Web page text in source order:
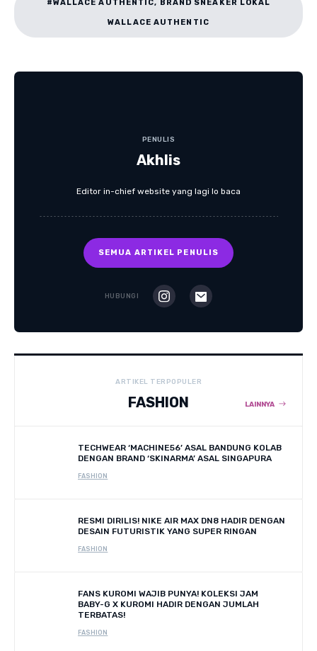
#WALLACE AUTHENTIC, BRAND SNEAKER LOKAL
WALLACE AUTHENTIC
PENULIS
Akhlis
Editor in-chief website yang lagi lo baca
SEMUA ARTIKEL PENULIS
HUBUNGI
ARTIKEL TERPOPULER
FASHION LAINNYA
TECHWEAR ‘MACHINE56’ ASAL BANDUNG KOLAB
DENGAN BRAND ‘SKINARMA’ ASAL SINGAPURA
FASHION
RESMI DIRILIS! NIKE AIR MAX DN8 HADIR DENGAN
DESAIN FUTURISTIK YANG SUPER RINGAN
FASHION
FANS KUROMI WAJIB PUNYA! KOLEKSI JAM
BABY-G X KUROMI HADIR DENGAN JUMLAH
TERBATAS!
FASHION